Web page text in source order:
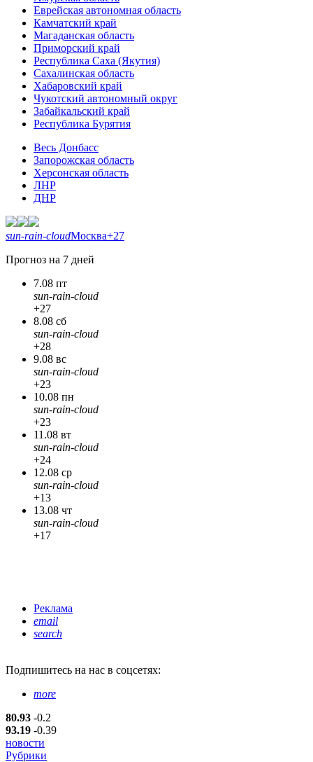
Еврейская автономная область
Камчатский край
Магаданская область
Приморский край
Республика Саха (Якутия)
Сахалинская область
Хабаровский край
Чукотский автономный округ
Забайкальский край
Республика Бурятия
Весь Донбасс
Запорожская область
Херсонская область
ЛНР
ДНР
sun-rain-cloudМосква+27
Прогноз на 7 дней
7.08 пт
sun-rain-cloud
+27
8.08 сб
sun-rain-cloud
+28
9.08 вс
sun-rain-cloud
+23
10.08 пн
sun-rain-cloud
+23
11.08 вт
sun-rain-cloud
+24
12.08 ср
sun-rain-cloud
+13
13.08 чт
sun-rain-cloud
+17
Реклама
email
search
Подпишитесь на нас в соцсетях:
more
80.93 -0.2
93.19 -0.39
новости
Рубрики